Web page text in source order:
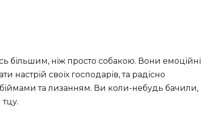
більшим, ніж просто собакою. Вони емоційні
настрій своїх господарів, та радісно
та лизанням. Ви коли-небудь бачили,